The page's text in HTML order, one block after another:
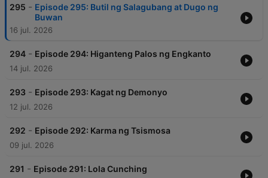
295 - Episode 295: Butil ng Salagubang at Dugo ng
Buwan
16 jul. 2026
294 - Episode 294: Higanteng Palos ng Engkanto
14 jul. 2026
293 - Episode 293: Kagat ng Demonyo
12 jul. 2026
292 - Episode 292: Karma ng Tsismosa
09 jul. 2026
291 - Episode 291: Lola Cunching